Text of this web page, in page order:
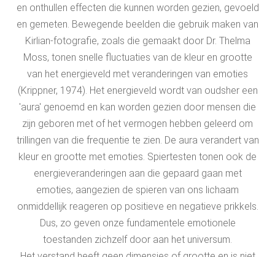
en onthullen effecten die kunnen worden gezien, gevoeld
en gemeten. Bewegende beelden die gebruik maken van
Kirlian-fotografie, zoals die gemaakt door Dr. Thelma
Moss, tonen snelle fluctuaties van de kleur en grootte
van het energieveld met veranderingen van emoties
(Krippner, 1974). Het energieveld wordt van oudsher een
'aura' genoemd en kan worden gezien door mensen die
zijn geboren met of het vermogen hebben geleerd om
trillingen van die frequentie te zien. De aura verandert van
kleur en grootte met emoties. Spiertesten tonen ook de
energieveranderingen aan die gepaard gaan met
emoties, aangezien de spieren van ons lichaam
onmiddellijk reageren op positieve en negatieve prikkels.
Dus, zo geven onze fundamentele emotionele
toestanden zichzelf door aan het universum.